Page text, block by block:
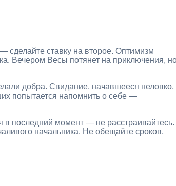
ставку на второе. Оптимизм
Вечером Весы потянет на приключения,
добра. Свидание, начавшееся неловко,
попытается напомнить о себе —
последний момент — не расстраивайтесь.
начальника. Не обещайте сроков,